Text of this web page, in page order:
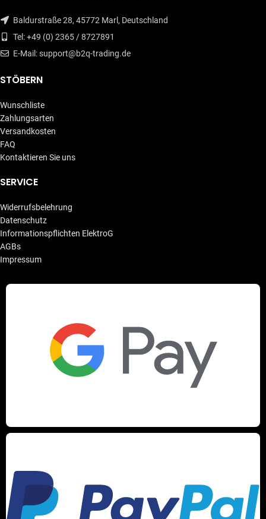
Baldurstraße 28, 45772 Marl, Deutschland
Tel: +49 (0) 2365 / 8727891
E-Mail: support@b2q-trading.de
STÖBERN
Wunschliste
Zahlungsarten
Versandkosten
FAQ
Kontaktieren Sie uns
SERVICE
Widerrufsbelehrung
Datenschutz
Informationspflichten ElektroG
AGBs
Impressum